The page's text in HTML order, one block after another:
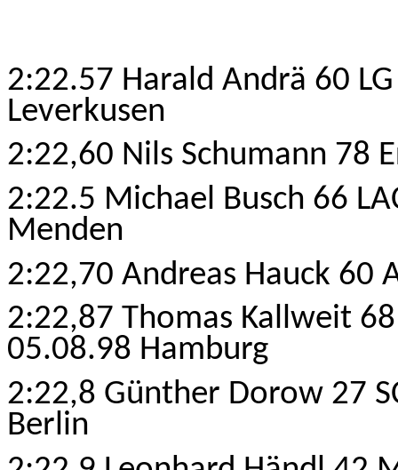
2:22.57 Harald Andrä 60
Leverkusen
2:22,60 Nils Schumann 78
2:22.5 Michael Busch 66
Menden
2:22,70 Andreas Hauck 60
2:22,87 Thomas Kallweit
05.08.98 Hamburg
2:22,8 Günther Dorow 27
Berlin